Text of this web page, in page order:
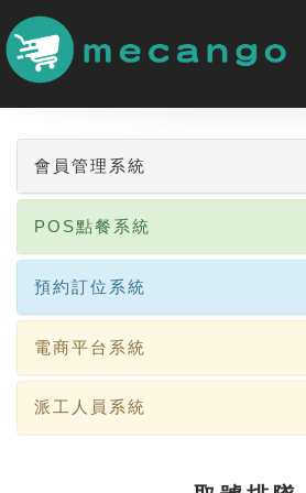
到
主
要
內
會員管理系統
POS點餐系統
預約訂位系統
電商平台系統
派工人員系統